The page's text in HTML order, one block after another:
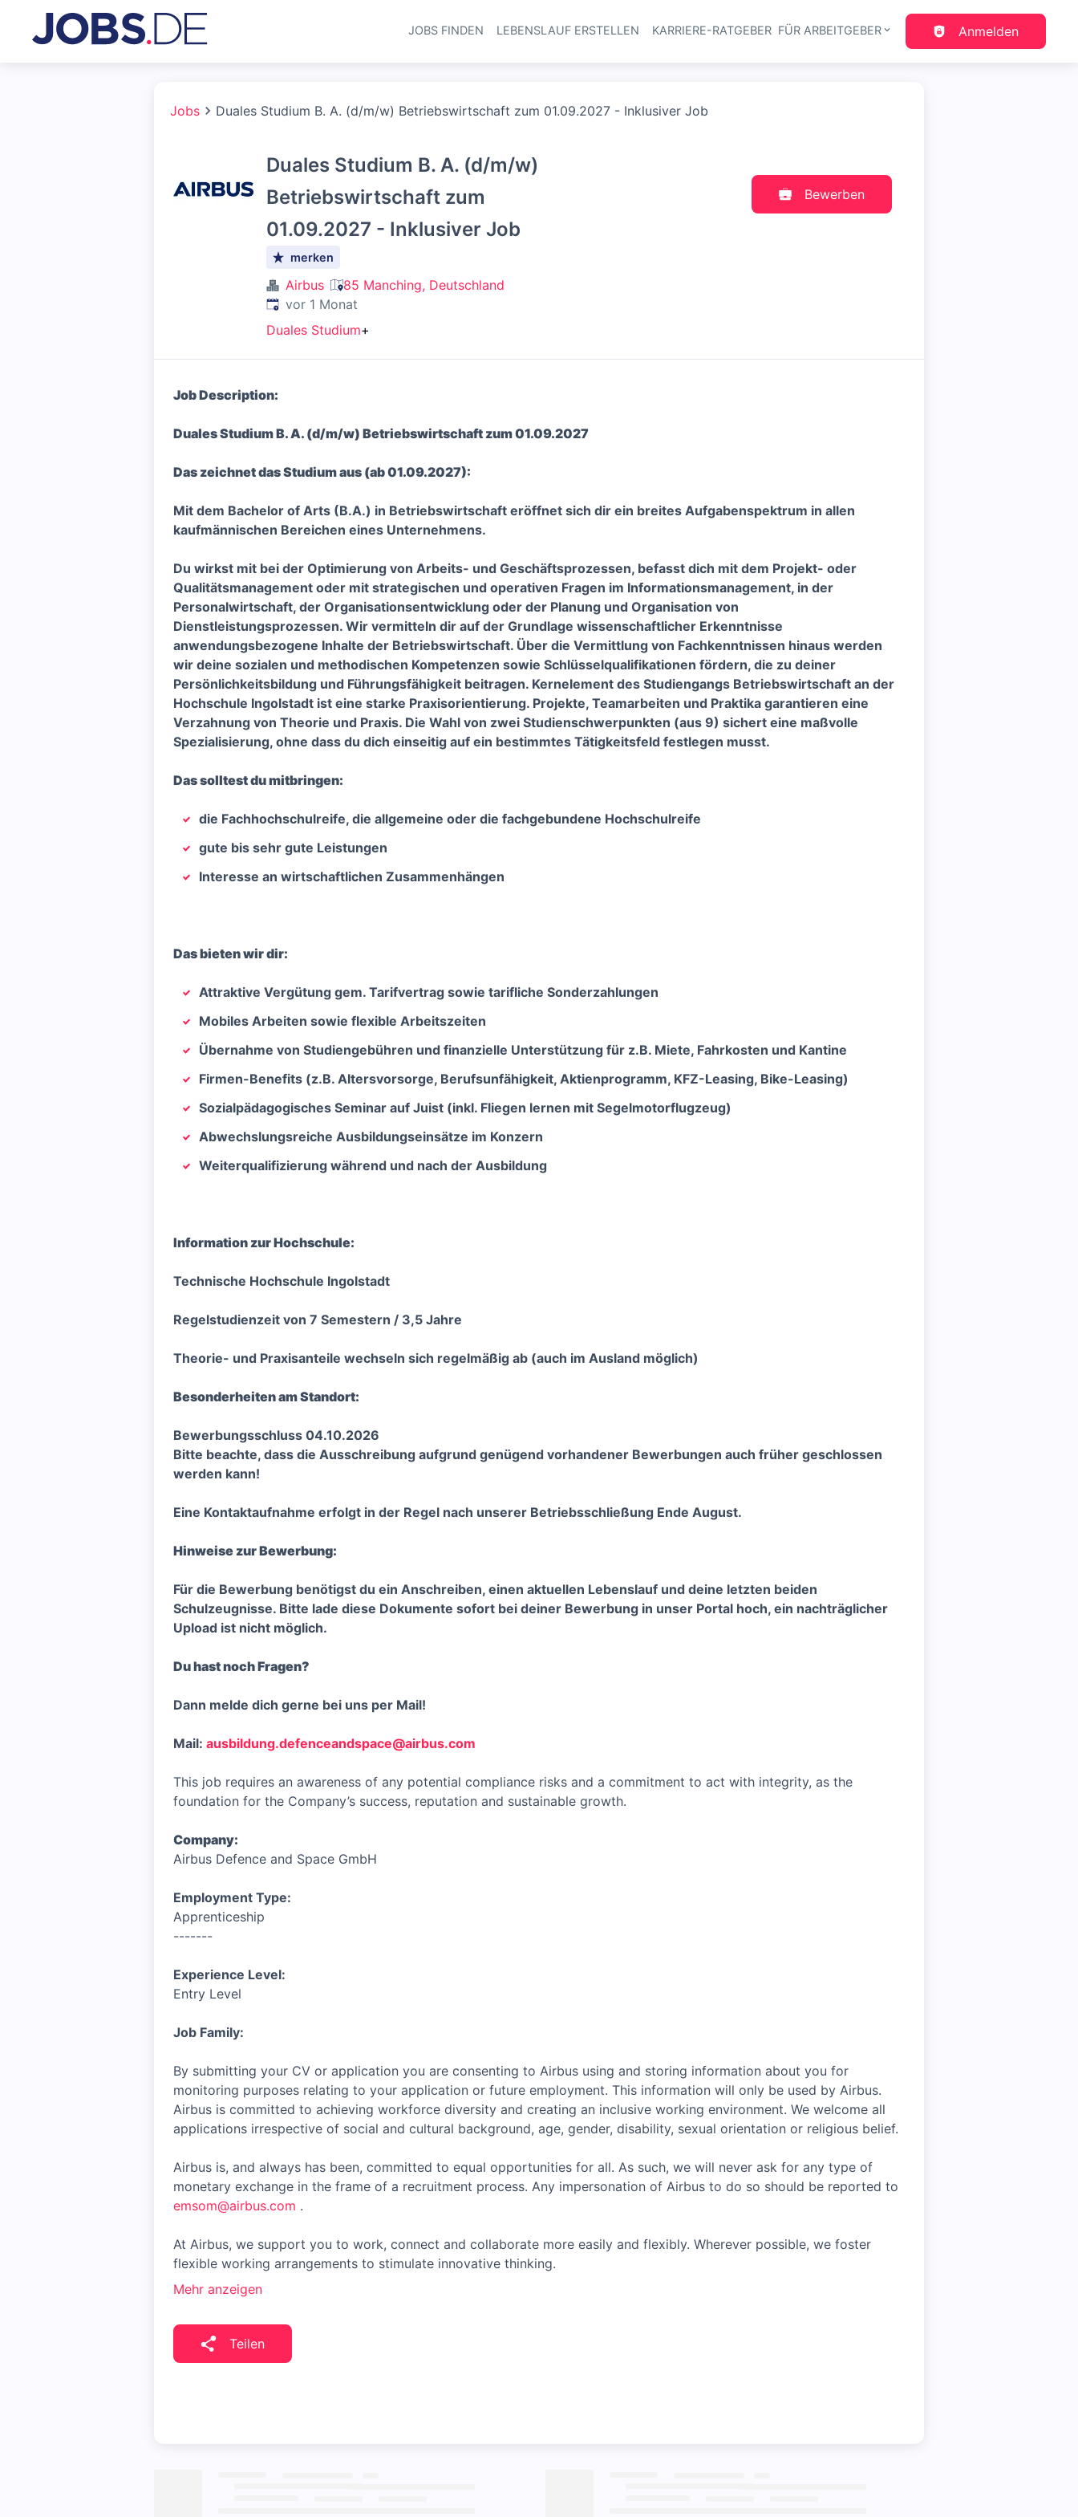
Haupt-Navigation
JOBS FINDEN LEBENSLAUF ERSTELLEN KARRIERE-RATGEBER FÜR ARBEITGEBER Anmelden
Jobs Duales Studium B. A. (d/m/w) Betriebswirtschaft zum 01.09.2027 - Inklusiver Job
Duales Studium B. A. (d/m/w)
Betriebswirtschaft zum
01.09.2027 - Inklusiver Job
merken
Airbus
85 Manching, Deutschland
Veröffentlicht:
vor 1 Monat
Duales Studium+
Bewerben
Job Description:
Duales Studium B. A. (d/m/w) Betriebswirtschaft zum 01.09.2027
Das zeichnet das Studium aus (ab 01.09.2027):
Mit dem Bachelor of Arts (B.A.) in Betriebswirtschaft eröffnet sich dir ein breites Aufgabenspektrum in allen
kaufmännischen Bereichen eines Unternehmens.
Du wirkst mit bei der Optimierung von Arbeits- und Geschäftsprozessen, befasst dich mit dem Projekt- oder
Qualitätsmanagement oder mit strategischen und operativen Fragen im Informationsmanagement, in der
Personalwirtschaft, der Organisationsentwicklung oder der Planung und Organisation von
Dienstleistungsprozessen. Wir vermitteln dir auf der Grundlage wissenschaftlicher Erkenntnisse
anwendungsbezogene Inhalte der Betriebswirtschaft. Über die Vermittlung von Fachkenntnissen hinaus werden
wir deine sozialen und methodischen Kompetenzen sowie Schlüsselqualifikationen fördern, die zu deiner
Persönlichkeitsbildung und Führungsfähigkeit beitragen. Kernelement des Studiengangs Betriebswirtschaft an der
Hochschule Ingolstadt ist eine starke Praxisorientierung. Projekte, Teamarbeiten und Praktika garantieren eine
Verzahnung von Theorie und Praxis. Die Wahl von zwei Studienschwerpunkten (aus 9) sichert eine maßvolle
Spezialisierung, ohne dass du dich einseitig auf ein bestimmtes Tätigkeitsfeld festlegen musst.
Das solltest du mitbringen:
die Fachhochschulreife, die allgemeine oder die fachgebundene Hochschulreife
gute bis sehr gute Leistungen
Interesse an wirtschaftlichen Zusammenhängen
Das bieten wir dir:
Attraktive Vergütung gem. Tarifvertrag sowie tarifliche Sonderzahlungen
Mobiles Arbeiten sowie flexible Arbeitszeiten
Übernahme von Studiengebühren und finanzielle Unterstützung für z.B. Miete, Fahrkosten und Kantine
Firmen-Benefits (z.B. Altersvorsorge, Berufsunfähigkeit, Aktienprogramm, KFZ-Leasing, Bike-Leasing)
Sozialpädagogisches Seminar auf Juist (inkl. Fliegen lernen mit Segelmotorflugzeug)
Abwechslungsreiche Ausbildungseinsätze im Konzern
Weiterqualifizierung während und nach der Ausbildung
Information zur Hochschule:
Technische Hochschule Ingolstadt
Regelstudienzeit von 7 Semestern / 3,5 Jahre
Theorie- und Praxisanteile wechseln sich regelmäßig ab (auch im Ausland möglich)
Besonderheiten am Standort:
Bewerbungsschluss 04.10.2026
Bitte beachte, dass die Ausschreibung aufgrund genügend vorhandener Bewerbungen auch früher geschlossen
werden kann!
Eine Kontaktaufnahme erfolgt in der Regel nach unserer Betriebsschließung Ende August.
Hinweise zur Bewerbung:
Für die Bewerbung benötigst du ein Anschreiben, einen aktuellen Lebenslauf und deine letzten beiden
Schulzeugnisse. Bitte lade diese Dokumente sofort bei deiner Bewerbung in unser Portal hoch, ein nachträglicher
Upload ist nicht möglich.
Du hast noch Fragen?
Dann melde dich gerne bei uns per Mail!
Mail: ausbildung.defenceandspace@airbus.com
This job requires an awareness of any potential compliance risks and a commitment to act with integrity, as the
foundation for the Company’s success, reputation and sustainable growth.
Company:
Airbus Defence and Space GmbH
Employment Type:
Apprenticeship
-------
Experience Level:
Entry Level
Job Family:
By submitting your CV or application you are consenting to Airbus using and storing information about you for
monitoring purposes relating to your application or future employment. This information will only be used by Airbus.
Airbus is committed to achieving workforce diversity and creating an inclusive working environment. We welcome all
applications irrespective of social and cultural background, age, gender, disability, sexual orientation or religious belief.
Airbus is, and always has been, committed to equal opportunities for all. As such, we will never ask for any type of
monetary exchange in the frame of a recruitment process. Any impersonation of Airbus to do so should be reported to
emsom@airbus.com .
At Airbus, we support you to work, connect and collaborate more easily and flexibly. Wherever possible, we foster
flexible working arrangements to stimulate innovative thinking.
Mehr anzeigen
Teilen